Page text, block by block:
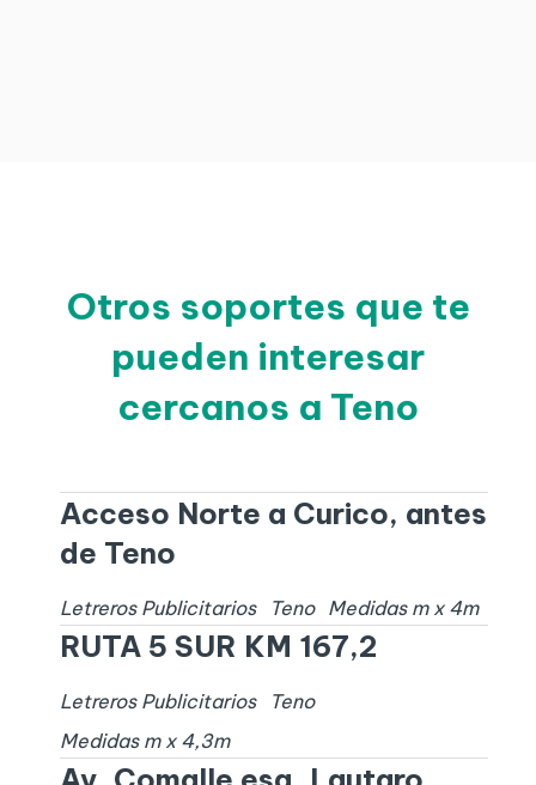
Otros soportes que te
pueden interesar
cercanos a Teno
Acceso Norte a Curico, antes
de Teno
Letreros Publicitarios Teno Medidas m x 4m
RUTA 5 SUR KM 167,2
Letreros Publicitarios
Teno
Medidas m x 4,3m